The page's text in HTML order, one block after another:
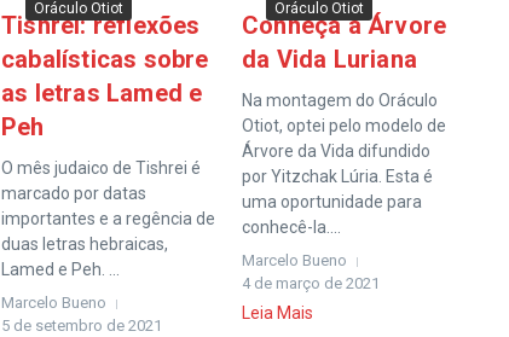
Oráculo Otiot
Tishrei: reflexões
cabalísticas sobre
as letras Lamed e
Peh
O mês judaico de Tishrei é
marcado por datas
importantes e a regência de
duas letras hebraicas,
Lamed e Peh. ...
Marcelo Bueno
5 de setembro de 2021
Oráculo Otiot
Conheça a Árvore
da Vida Luriana
Na montagem do Oráculo
Otiot, optei pelo modelo de
Árvore da Vida difundido
por Yitzchak Lúria. Esta é
uma oportunidade para
conhecê-la....
Marcelo Bueno
4 de março de 2021
Leia Mais